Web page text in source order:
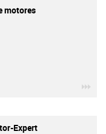
motores
Expert